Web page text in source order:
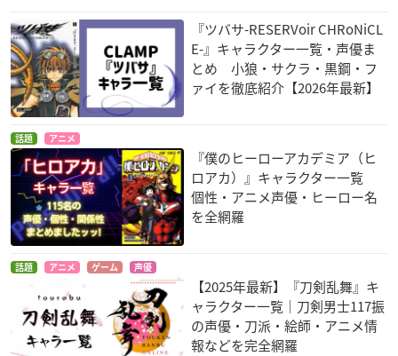
『ツバサ-RESERVoir CHRoNiCL
E-』キャラクター一覧・声優ま
とめ 小狼・サクラ・黒鋼・フ
ァイを徹底紹介【2026年最新】
話題 アニメ
『僕のヒーローアカデミア（ヒ
ロアカ）』キャラクター一覧
個性・アニメ声優・ヒーロー名
を全網羅
話題 アニメ ゲーム 声優
【2025年最新】『刀剣乱舞』キ
ャラクター一覧｜刀剣男士117振
の声優・刀派・絵師・アニメ情
報などを完全網羅